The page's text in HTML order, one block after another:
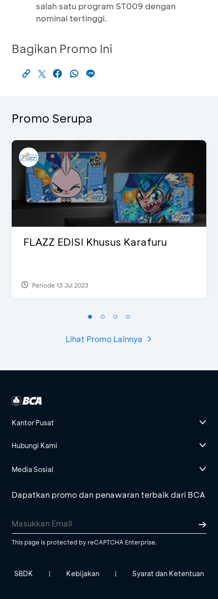
salah satu program ST009 dengan
nominal tertinggi.
Bagikan Promo Ini
Promo Serupa
FLAZZ EDISI Khusus Karafuru
Periode 13 Jul 2023
Lihat Promo Lainnya
Kantor Pusat
Hubungi Kami
Media Sosial
Dapatkan promo dan penawaran terbaik dari BCA
This page is protected by reCAPTCHA Enterprise.
SBDK | Kebijakan | Syarat dan Ketentuan